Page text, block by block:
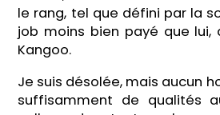
le rang, tel que défini par la
job moins bien payé que
Kangoo.
Je suis désolée, mais aucun
suffisamment de qualités